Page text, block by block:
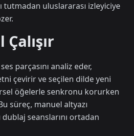
tutmadan uluslararası izleyiciye
Çalışır
parçasını analiz eder,
çevirir ve seçilen dilde yeni
öğelerle senkronu korurken
süreç, manuel altyazı
seanslarını ortadan